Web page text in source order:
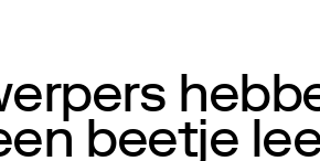
beetje